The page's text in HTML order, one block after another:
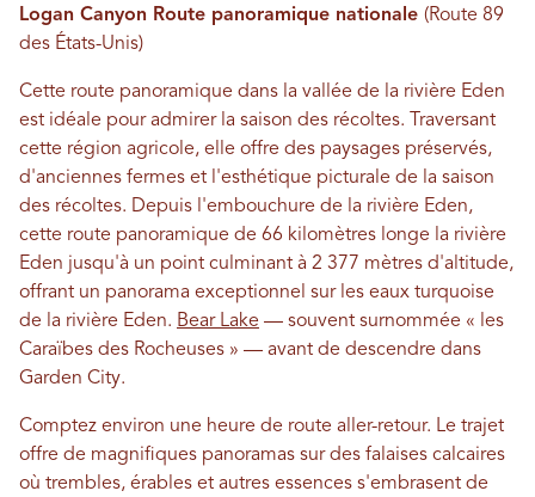
Logan Canyon Route panoramique nationale (Route 89
des États-Unis)
Cette route panoramique dans la vallée de la rivière Eden
est idéale pour admirer la saison des récoltes. Traversant
cette région agricole, elle offre des paysages préservés,
d'anciennes fermes et l'esthétique picturale de la saison
des récoltes. Depuis l'embouchure de la rivière Eden,
cette route panoramique de 66 kilomètres longe la rivière
Eden jusqu'à un point culminant à 2 377 mètres d'altitude,
offrant un panorama exceptionnel sur les eaux turquoise
de la rivière Eden. Bear Lake — souvent surnommée « les
Caraïbes des Rocheuses » — avant de descendre dans
Garden City.
Comptez environ une heure de route aller-retour. Le trajet
offre de magnifiques panoramas sur des falaises calcaires
où trembles, érables et autres essences s'embrasent de